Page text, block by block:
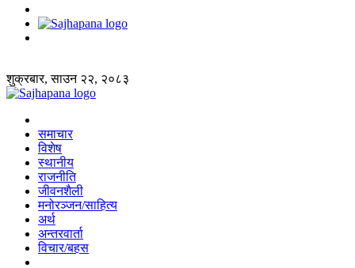
शुक्रबार, साउन २२, २०८३
समाचार
विशेष
स्थानीय
राजनीति
जीवनशैली
मनोरञ्जन/साहित्य
अर्थ
अन्तरवार्ता
विचार/बहस